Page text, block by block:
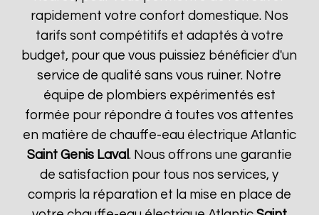
rapidement votre confort domestique. Nos
tarifs sont compétitifs et adaptés à votre
budget, pour que vous puissiez bénéficier d'un
service de qualité sans vous ruiner. Notre
équipe de plombiers expérimentés est
formée pour répondre à toutes vos attentes
en matière de chauffe-eau électrique Atlantic
Saint Genis Laval . Nous offrons une garantie
de satisfaction pour tous nos services, y
compris la réparation et la mise en place de